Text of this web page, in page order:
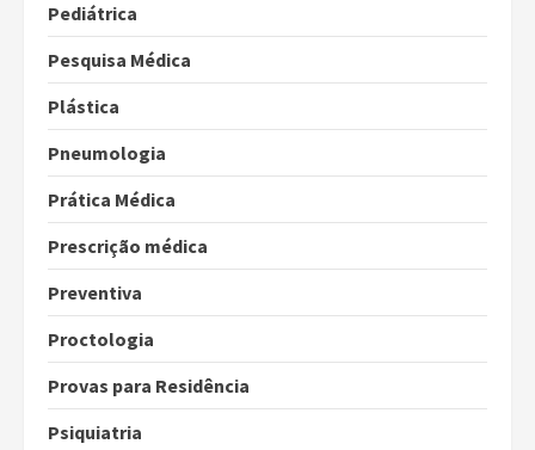
Pediátrica
Pesquisa Médica
Plástica
Pneumologia
Prática Médica
Prescrição médica
Preventiva
Proctologia
Provas para Residência
Psiquiatria